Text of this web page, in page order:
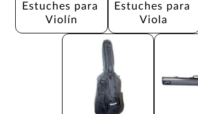
Estuches para
Violín
Estuches para
Viola